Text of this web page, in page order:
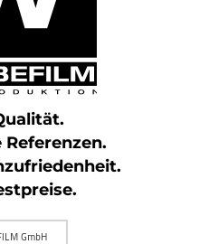
Referenzen.